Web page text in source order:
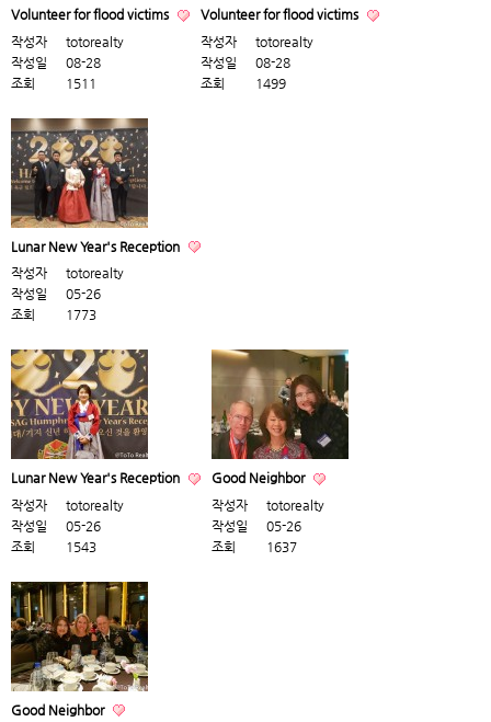
Volunteer for flood victims
작성자
totorealty
작성일
08-28
조회
1511
Volunteer for flood victims
작성자
totorealty
작성일
08-28
조회
1499
Lunar New Year's Reception
작성자
totorealty
작성일
05-26
조회
1773
Lunar New Year's Reception
작성자
totorealty
작성일
05-26
조회
1543
Good Neighbor
작성자
totorealty
작성일
05-26
조회
1637
Good Neighbor